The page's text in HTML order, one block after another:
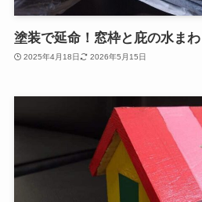
塗装で延命！窓枠と庇の水ま
2025年4月18日 2026年5月15日